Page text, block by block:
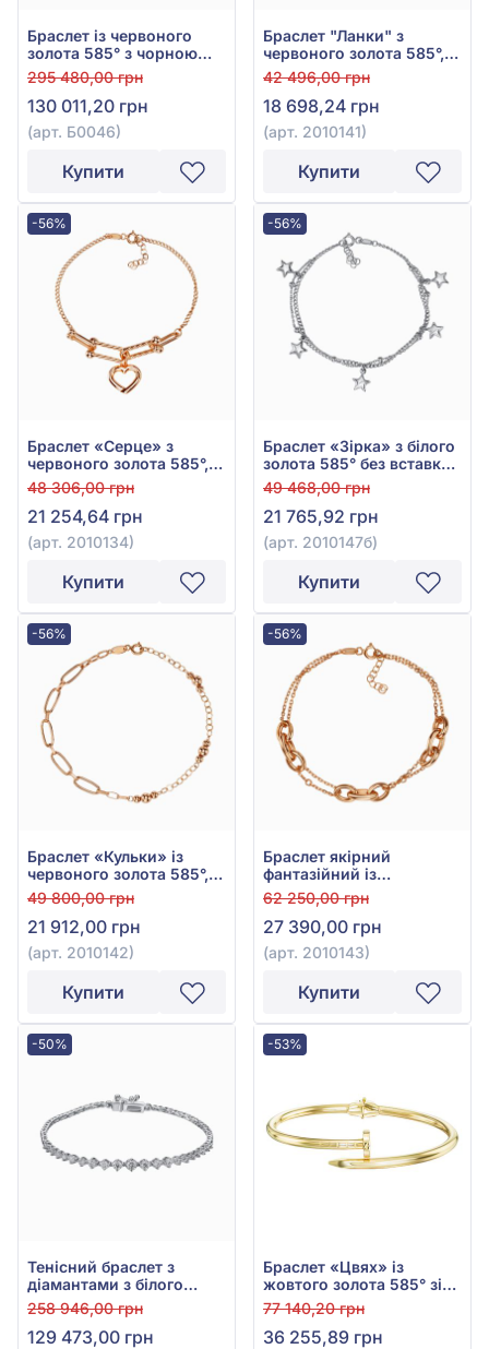
Браслет із червоного
золота 585° з чорною
емаллю, арт. Б0046
295 480,00 грн
130 011,20 грн
(арт. Б0046)
Купити
Браслет "Ланки" з
червоного золота 585°,
арт. 2010141
42 496,00 грн
18 698,24 грн
(арт. 2010141)
Купити
-56%
Браслет «Серце» з
червоного золота 585°,
без вставки, арт. 2010134
48 306,00 грн
21 254,64 грн
(арт. 2010134)
Купити
-56%
Браслет «Зірка» з білого
золота 585° без вставки,
арт. 2010147б
49 468,00 грн
21 765,92 грн
(арт. 2010147б)
Купити
-56%
Браслет «Кульки» із
червоного золота 585°,
без вставки, арт. 2010142
49 800,00 грн
21 912,00 грн
(арт. 2010142)
Купити
-56%
Браслет якірний
фантазійний із
червоного золота 585°,
арт. 2010143
62 250,00 грн
27 390,00 грн
(арт. 2010143)
Купити
-50%
Тенісний браслет з
діамантами з білого
золота 585° з діамантом
0,94ct, арт. Б7081/1
258 946,00 грн
129 473,00 грн
-53%
Браслет «Цвях» із
жовтого золота 585° зі
сталлю, арт. 322111ж
77 140,20 грн
36 255,89 грн